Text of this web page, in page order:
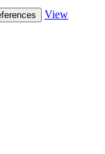
View